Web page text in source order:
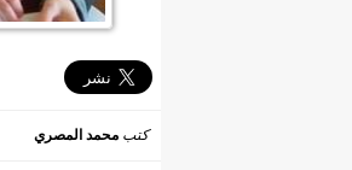
كتب محمد المصري